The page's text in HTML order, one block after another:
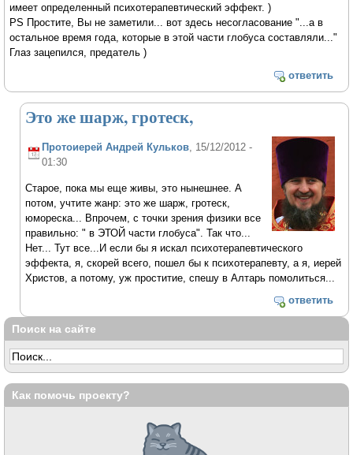
имеет определенный психотерапевтический эффект. )
PS Простите, Вы не заметили... вот здесь несогласование "...а в
остальное время года, которые в этой части глобуса составляли..."
Глаз зацепился, предатель )
ответить
Это же шарж, гротеск,
Протоиерей Андрей Кульков , 15/12/2012 -
01:30
Старое, пока мы еще живы, это нынешнее. А
потом, учтите жанр: это же шарж, гротеск,
юмореска... Впрочем, с точки зрения физики все
правильно: " в ЭТОЙ части глобуса". Так что...
Нет... Тут все...И если бы я искал психотерапевтического
эффекта, я, скорей всего, пошел бы к психотерапевту, а я, иерей
Христов, а потому, уж проститие, спешу в Алтарь помолиться...
ответить
Поиск на сайте
Как помочь проекту?